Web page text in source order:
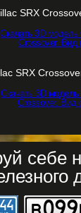
SRX
SRX
себе